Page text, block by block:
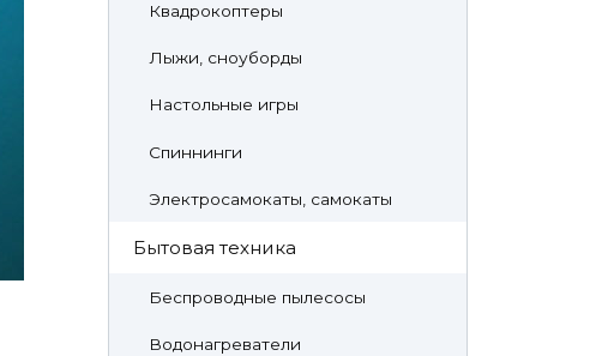
Квадрокоптеры
Лыжи, сноуборды
Настольные игры
Спиннинги
Электросамокаты, самокаты
Бытовая техника
Беспроводные пылесосы
Водонагреватели